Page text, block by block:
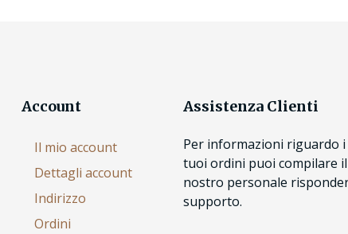
Account
Il mio account
Dettagli account
Indirizzo
Ordini
Assistenza Clienti
Per informazioni riguardo
tuoi ordini puoi compilare
nostro personale
supporto.